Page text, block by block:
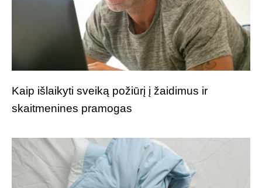
Kaip išlaikyti sveiką požiūrį į žaidimus ir
skaitmenines pramogas